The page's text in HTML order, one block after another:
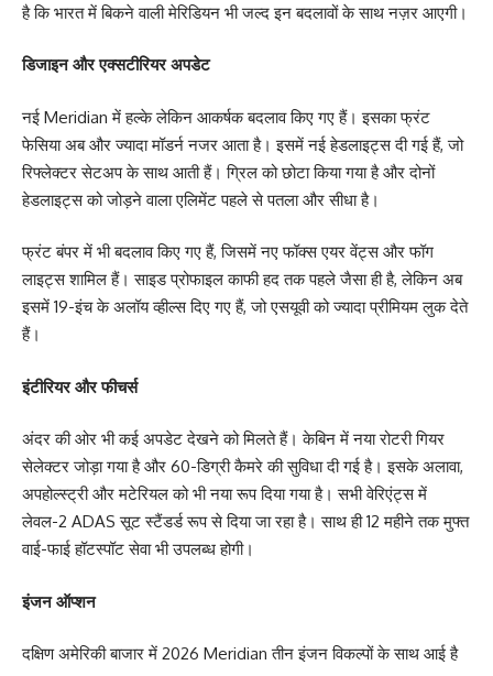
है कि भारत में बिकने वाली मेरिडियन भी जल्द इन बदलावों के साथ नज़र आएगी।
डिजाइन और एक्सटीरियर अपडेट
नई Meridian में हल्के लेकिन आकर्षक बदलाव किए गए हैं। इसका फ्रंट
फेसिया अब और ज्यादा मॉडर्न नजर आता है। इसमें नई हेडलाइट्स दी गई हैं, जो
रिफ्लेक्टर सेटअप के साथ आती हैं। ग्रिल को छोटा किया गया है और दोनों
हेडलाइट्स को जोड़ने वाला एलिमेंट पहले से पतला और सीधा है।
फ्रंट बंपर में भी बदलाव किए गए हैं, जिसमें नए फॉक्स एयर वेंट्स और फॉग
लाइट्स शामिल हैं। साइड प्रोफाइल काफी हद तक पहले जैसा ही है, लेकिन अब
इसमें 19-इंच के अलॉय व्हील्स दिए गए हैं, जो एसयूवी को ज्यादा प्रीमियम लुक देते
हैं।
इंटीरियर और फीचर्स
अंदर की ओर भी कई अपडेट देखने को मिलते हैं। केबिन में नया रोटरी गियर
सेलेक्टर जोड़ा गया है और 60-डिग्री कैमरे की सुविधा दी गई है। इसके अलावा,
अपहोल्स्ट्री और मटेरियल को भी नया रूप दिया गया है। सभी वेरिएंट्स में
लेवल-2 ADAS सूट स्टैंडर्ड रूप से दिया जा रहा है। साथ ही 12 महीने तक मुफ्त
वाई-फाई हॉटस्पॉट सेवा भी उपलब्ध होगी।
इंजन ऑप्शन
दक्षिण अमेरिकी बाजार में 2026 Meridian तीन इंजन विकल्पों के साथ आई है